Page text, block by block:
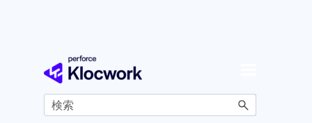
メイン コンテンツにスキップ